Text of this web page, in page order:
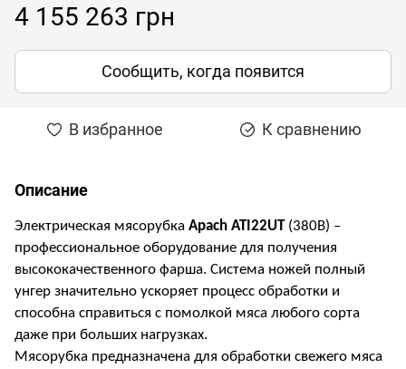
4 155 263 грн
Сообщить, когда появится
В избранное К сравнению
Описание
Электрическая мясорубка Apach ATI22UT(380В) –
профессиональное оборудование для получения
высококачественного фарша. Система ножей полный
унгер значительно ускоряет процесс обработки и
способна справиться с помолкой мяса любого сорта
даже при больших нагрузках.
Мясорубка предназначена для обработки свежего мяса